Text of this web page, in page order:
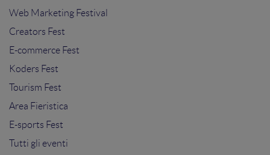
Web Marketing Festival
Creators Fest
E-commerce Fest
Koders Fest
Tourism Fest
Area Fieristica
E-sports Fest
Tutti gli eventi